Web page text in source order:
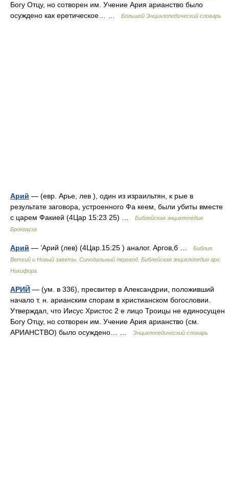
Богу Отцу, но сотворен им. Учение Ария арианство было
осуждено как еретическое… …
Большой Энциклопедический словарь
Арий — (евр. Арье, лев ), один из израильтян, к рые в
результате заговора, устроенного Фа кеем, были убиты вместе
с царем Факией (4Цар 15:23 25) …
Библейская энциклопедия
Брокгауза
Арий — ’Арий (лев) (4Цар.15:25 ) аналог. Аргов,б …
Библия.
Ветхий и Новый заветы. Синодальный перевод. Библейская энциклопедия арх.
Никифора.
АРИЙ — (ум. в 336), пресвитер в Александрии, положивший
начало т. н. арианским спорам в христианском богословии.
Утверждал, что Иисус Христос 2 е лицо Троицы не единосущен
Богу Отцу, но сотворен им. Учение Ария арианство (см.
АРИАНСТВО) было осуждено… …
Энциклопедический словарь